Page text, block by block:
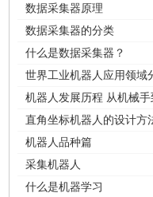
数据采集器原理
数据采集器的分类
什么是数据采集器？
世界工业机器人应用领域
机器人发展历程 从机械手
直角坐标机器人的设计方
机器人品种篇
采集机器人
什么是机器学习